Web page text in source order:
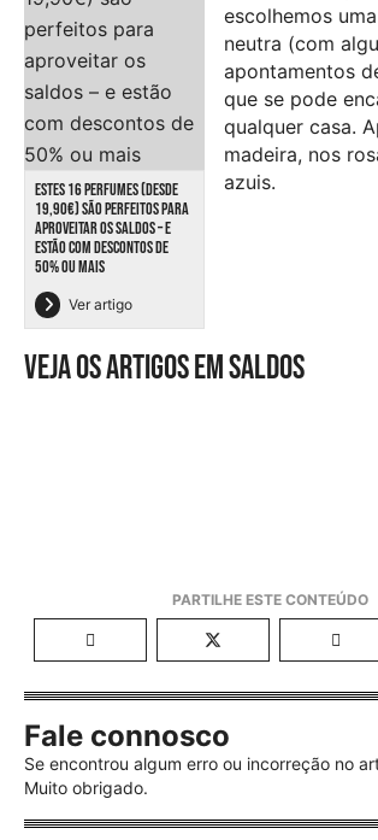
ESTES 16 PERFUMES (DESDE
19,90€) SÃO PERFEITOS PARA
APROVEITAR OS SALDOS – E
ESTÃO COM DESCONTOS DE
50% OU MAIS
Ver artigo
escolhemos
neutra (com
apontamentos
que se pode
qualquer casa.
madeira, nos
azuis.
Veja os artigos em saldos
Fale connosco
Se encontrou algum erro ou incorreção no
Muito obrigado.